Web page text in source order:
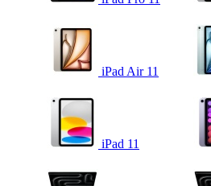
iPad Air 11
iPad 11